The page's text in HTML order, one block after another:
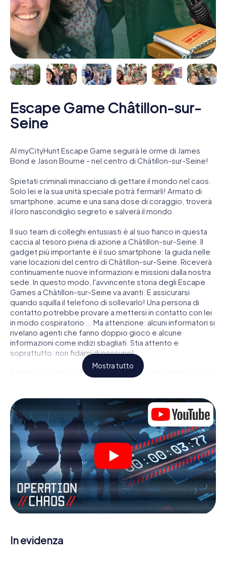
Escape Game Châtillon-sur-
Seine
Al myCityHunt Escape Game seguirà le orme di James
Bond e Jason Bourne - nel centro di Châtillon-sur-Seine!
Spietati criminali minacciano di gettare il mondo nel caos.
Solo lei e la sua unità speciale potrà fermarli! Armato di
smartphone, acume e una sana dose di coraggio, troverà
il loro nascondiglio segreto e salverà il mondo.
Il suo team di colleghi entusiasti è al suo fianco in questa
caccia al tesoro piena di azione a Châtillon-sur-Seine. Il
gadget più importante è il suo smartphone: la guida nelle
varie locazioni del centro di Châtillon-sur-Seine. Riceverà
continuamente nuove informazioni e missioni dalla nostra
sede. In questo modo, l'avvincente storia degli Escape
Games a Châtillon-sur-Seine va avanti. E assicurarsi
quando squilla il telefono di sollevarlo! Una persona di
contatto potrebbe provare a mettersi in contatto con lei
in modo cospiratorio ... Ma attenzione: alcuni informatori si
rivelano agenti che fanno doppio gioco e alcune
informazioni come indizi sbagliati. Stia attento e
soprattutto: non fidarsi di nessuno!
A differenza di una classica Escape Room bolognese, non
dichiara che tutta Châtillon-sur-Seine è il suo campo di
gioco personale! Il requisito tecnico per la sua avventura
da agente a Châtillon-sur-Seine é uno smartphone con
accesso a Internet mobile. Un clic le dà accesso alla
nostra app web. Non è necessario installare nulla per
essere trascinati nell'azione da video interattivi, minigiochi
complicati e molte altre funzionalità.
Lavori insieme con una squadra, origli le spie nemiche e
porti gli ufficiali di collegamento dalla sua parte. In questo
Escape Game a Châtillon-sur-Seine lei e la sua squadra
dovete essere pronti a fermare i cattivi. A differenza di
silenziosi: lei e la sua squadra sarete immortalati nel
punteggio più alto del Châtillon-sur-Seine e avrete
Mostra tutto
In evidenza